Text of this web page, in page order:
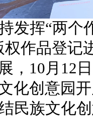
发挥“两个
权作品登记
，10月12
化创意园
民族文化